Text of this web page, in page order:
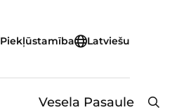
Piekļūstamība Latviešu
Vesela Pasaule
Aizvērt